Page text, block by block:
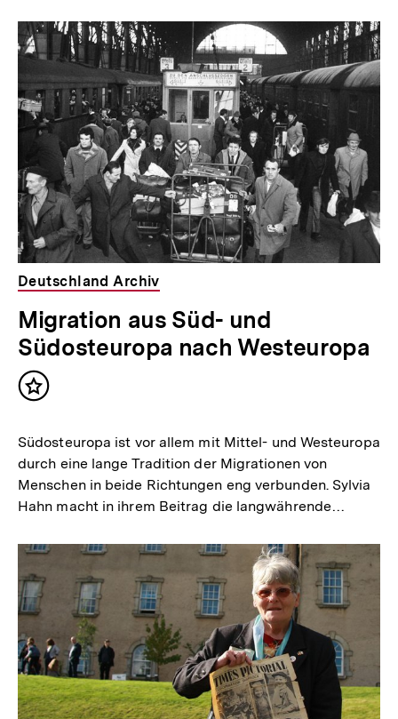
Deutschland Archiv
Migration aus Süd- und
Südosteuropa nach Westeuropa
Inhalt
Südosteuropa ist vor allem mit Mittel- und Westeuropa
durch eine lange Tradition der Migrationen von
Menschen in beide Richtungen eng verbunden. Sylvia
Hahn macht in ihrem Beitrag die langwährende…